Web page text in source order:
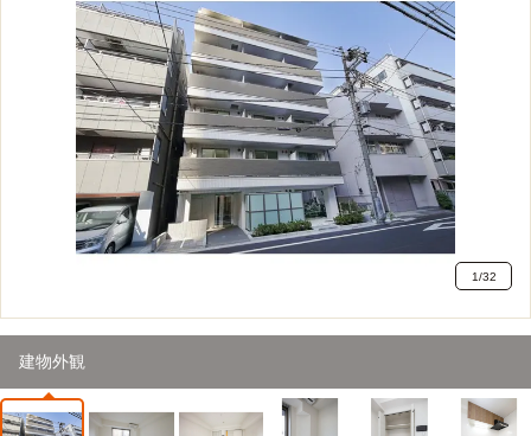
建物外観
1/32